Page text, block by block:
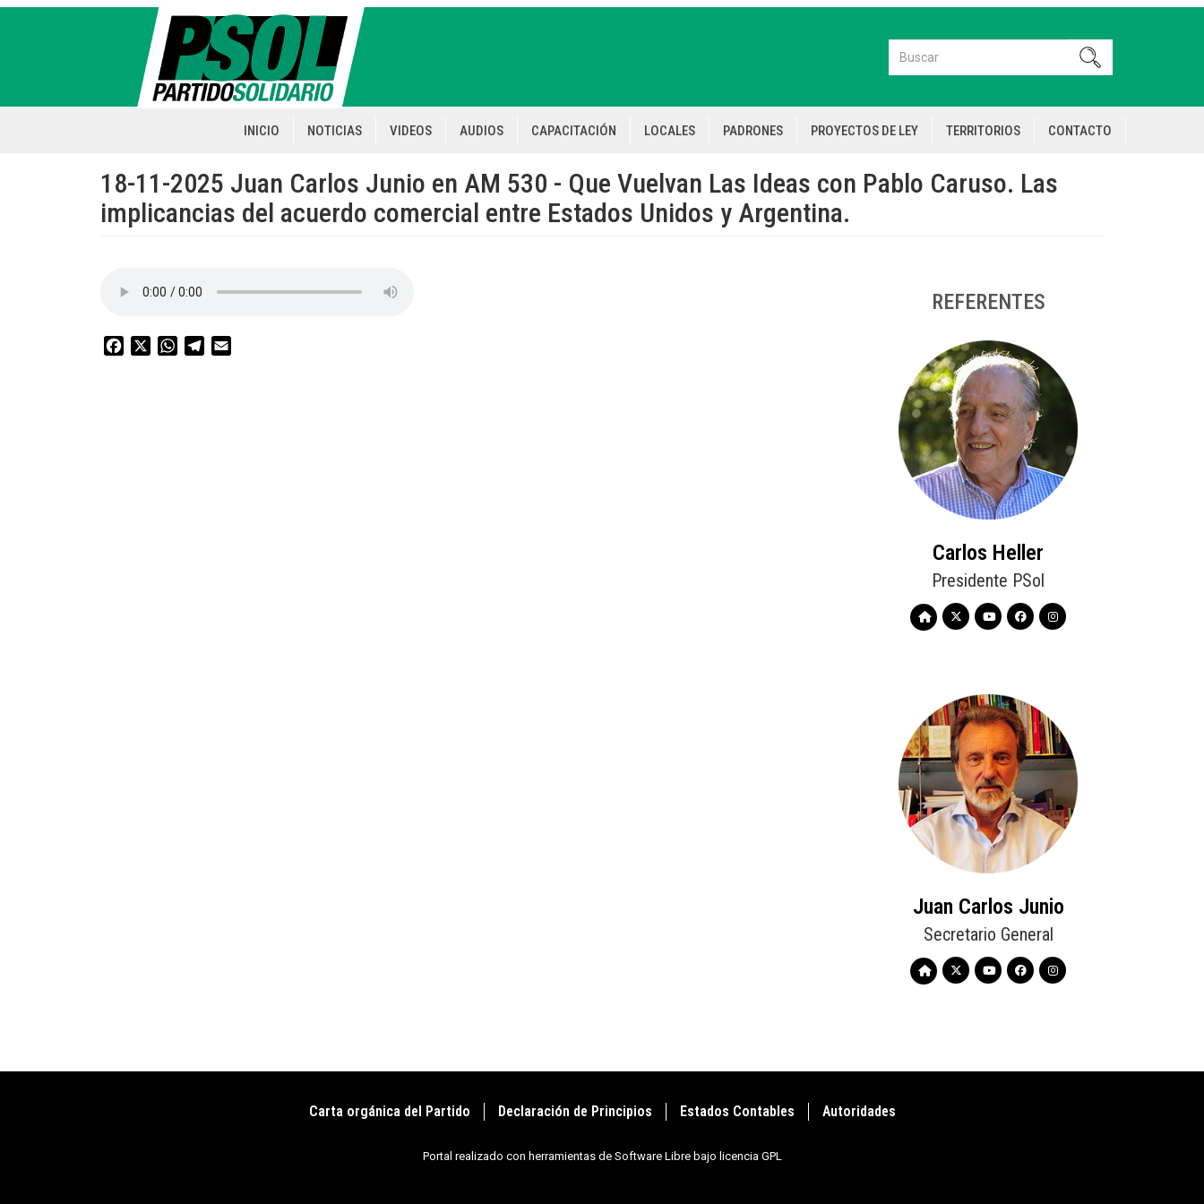
Pasar
Buscar
navigation
INICIO NOTICIAS VIDEOS AUDIOS CAPACITACIÓN LOCALES PADRONES PROYECTOS DE LEY TERRITORIOS CONTACTO
18-11-2025 Juan Carlos Junio en AM 530 - Que Vuelvan Las Ideas con Pablo Caruso. Las
implicancias del acuerdo comercial entre Estados Unidos y Argentina.
Facebook WhatsAppTelegram
REFERENTES
Carlos Heller
Presidente PSol
Juan Carlos Junio
Secretario General
Carta orgánica del Partido Declaración de Principios Estados Contables Autoridades
Portal realizado con herramientas de Software Libre bajo licencia GPL